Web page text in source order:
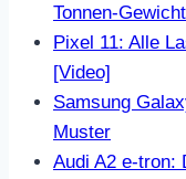
Tonnen-
Pixel 11: Alle
[Video]
Samsung
Muster
Audi A2 e-tron: